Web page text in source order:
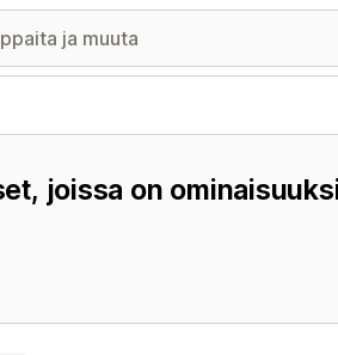
joissa on